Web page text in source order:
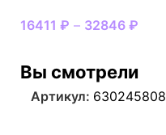
16411 ₽ – 32846 ₽
Вы смотрели
Артикул: 630245808